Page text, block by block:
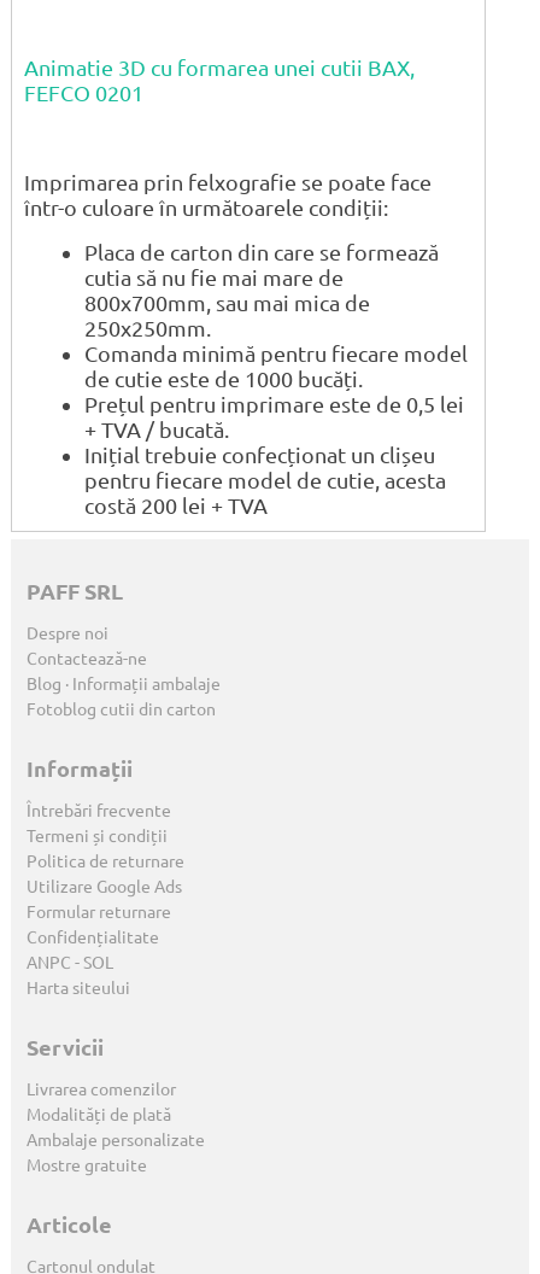
Animatie 3D cu formarea unei cutii BAX,
FEFCO 0201
Imprimarea prin felxografie se poate face
într-o culoare în următoarele condiții:
Placa de carton din care se formează
cutia să nu fie mai mare de
800x700mm, sau mai mica de
250x250mm.
Comanda minimă pentru fiecare model
de cutie este de 1000 bucăți.
Prețul pentru imprimare este de 0,5 lei
+ TVA / bucată.
Inițial trebuie confecționat un clișeu
pentru fiecare model de cutie, acesta
costă 200 lei + TVA
PAFF SRL
Despre noi
Contactează-ne
Blog · Informații ambalaje
Fotoblog cutii din carton
Informații
Întrebări frecvente
Termeni și condiții
Politica de returnare
Utilizare Google Ads
Formular returnare
Confidențialitate
ANPC -SOL
Harta siteului
Servicii
Livrarea comenzilor
Modalități de plată
Ambalaje personalizate
Mostre gratuite
Articole
Cartonul ondulat